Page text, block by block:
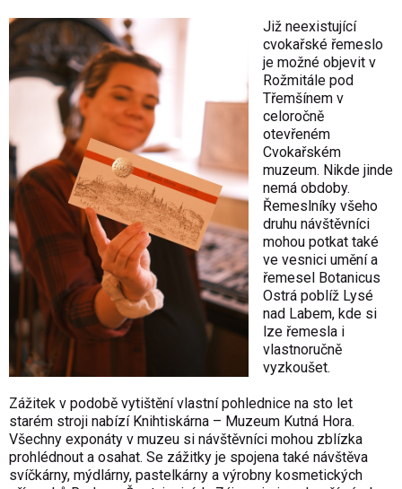
Již neexistující
cvokařské řemeslo
je možné objevit v
Rožmitále pod
Třemšínem v
celoročně
otevřeném
Cvokařském
muzeum. Nikde jinde
nemá obdoby.
Řemeslníky všeho
druhu návštěvníci
mohou potkat také
ve vesnici umění a
řemesel Botanicus
Ostrá poblíž Lysé
nad Labem, kde si
lze řemesla i
vlastnoručně
vyzkoušet.
Zážitek v podobě vytištění vlastní pohlednice na sto let
starém stroji nabízí Knihtiskárna – Muzeum Kutná Hora.
Všechny exponáty v muzeu si návštěvníci mohou zblízka
prohlédnout a osahat. Se zážitky je spojena také návštěva
svíčkárny, mýdlárny, pastelkárny a výrobny kosmetických